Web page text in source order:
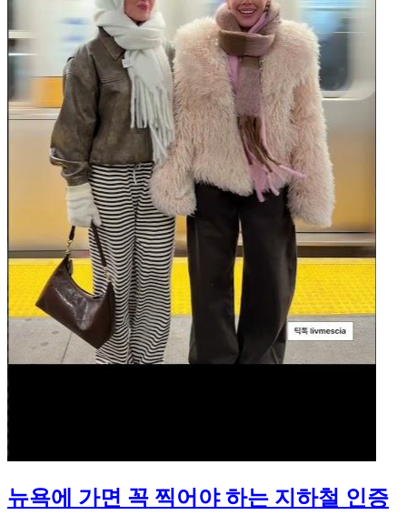
뉴욕에 가면 꼭 찍어야 하는 지하철 인증